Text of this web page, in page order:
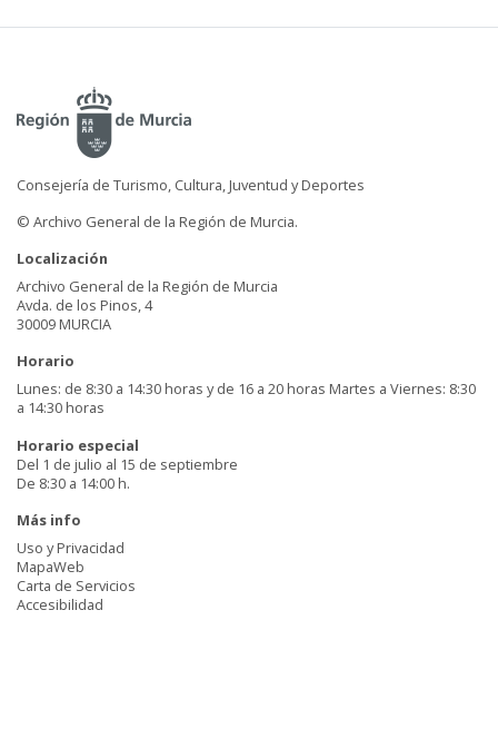
Consejería de Turismo, Cultura, Juventud y Deportes
© Archivo General de la Región de Murcia.
Localización
Archivo General de la Región de Murcia
Avda. de los Pinos, 4
30009 MURCIA
Horario
Lunes: de 8:30 a 14:30 horas y de 16 a 20 horas Martes a Viernes: 8:30
a 14:30 horas
Horario especial
Del 1 de julio al 15 de septiembre
De 8:30 a 14:00 h.
Más info
Uso y Privacidad
MapaWeb
Carta de Servicios
Accesibilidad